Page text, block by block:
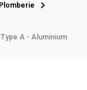
Plomberie
A - Aluminium